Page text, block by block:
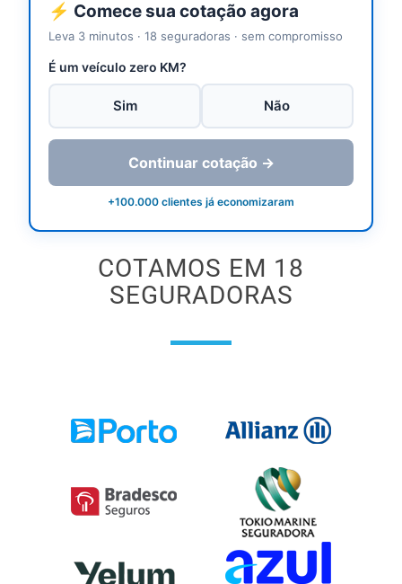
⚡ Comece sua cotação agora
Leva 3 minutos · 18 seguradoras · sem compromisso
É um veículo zero KM?
Sim Não
Continuar cotação →
+100.000 clientes já economizaram
COTAMOS EM 18
SEGURADORAS